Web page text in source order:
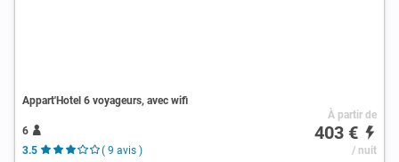
Appart'Hotel 6 voyageurs, avec wifi
6
3.5
( 9 avis )
À partir de
403 €
/ nuit